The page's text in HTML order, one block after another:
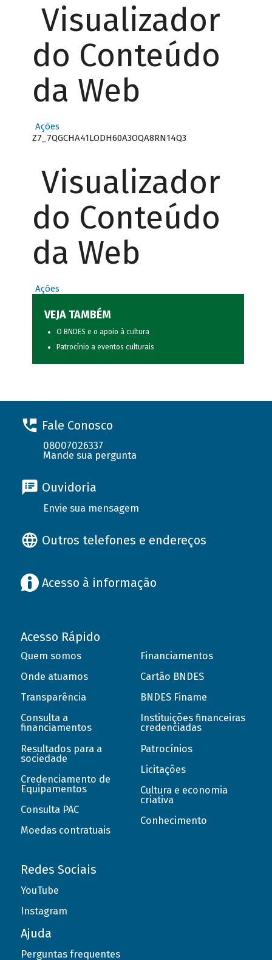
Visualizador
do Conteúdo
da Web
Ações
Z7_7QGCHA41LODH60A3OQA8RN14Q3
Visualizador
do Conteúdo
da Web
Ações
VEJA TAMBÉM
O BNDES e o apoio à cultura
Patrocínio a eventos culturais
Fale Conosco
08007026337
Mande sua pergunta
Ouvidoria
Envie sua mensagem
Outros telefones e endereços
Acesso à informação
Acesso Rápido
Quem somos
Onde atuamos
Transparência
Consulta a
financiamentos
Resultados para a
sociedade
Credenciamento de
Equipamentos
Consulta PAC
Moedas contratuais
Financiamentos
Cartão BNDES
BNDES Finame
Instituições financeiras
credenciadas
Patrocínios
Licitações
Cultura e economia
criativa
Conhecimento
Redes Sociais
YouTube
Instagram
Ajuda
Perguntas frequentes